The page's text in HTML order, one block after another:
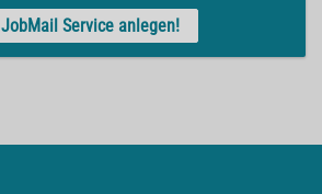
JobMail Service anlegen!